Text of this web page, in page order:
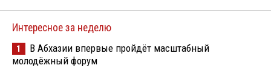
Интересное за неделю
1
В Абхазии впервые пройдёт масштабный
молодёжный форум